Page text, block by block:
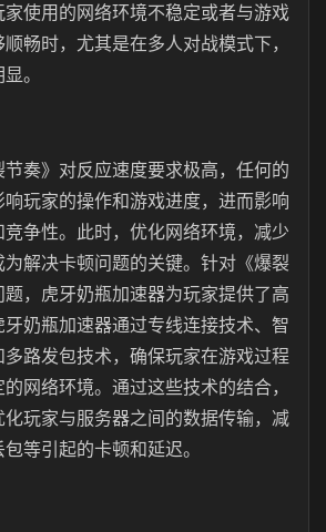
使用的网络环境不稳定或者与游戏
畅时，尤其是在多人对战模式下，
。
奏》对反应速度要求极高，任何的
玩家的操作和游戏进度，进而影响
争性。此时，优化网络环境，减少
解决卡顿问题的关键。针对《爆裂
，虎牙奶瓶加速器为玩家提供了高
奶瓶加速器通过专线连接技术、智
路发包技术，确保玩家在游戏过程
网络环境。通过这些技术的结合，
玩家与服务器之间的数据传输，减
等引起的卡顿和延迟。